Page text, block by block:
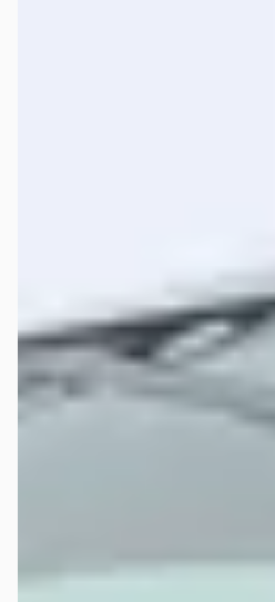
Bekijk aanbieding →
Vergelijk